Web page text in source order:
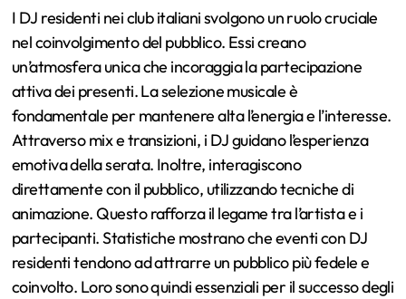
I DJ residenti nei club italiani svolgono un ruolo cruciale
nel coinvolgimento del pubblico. Essi creano
un’atmosfera unica che incoraggia la partecipazione
attiva dei presenti. La selezione musicale è
fondamentale per mantenere alta l’energia e l’interesse.
Attraverso mix e transizioni, i DJ guidano l’esperienza
emotiva della serata. Inoltre, interagiscono
direttamente con il pubblico, utilizzando tecniche di
animazione. Questo rafforza il legame tra l’artista e i
partecipanti. Statistiche mostrano che eventi con DJ
residenti tendono ad attrarre un pubblico più fedele e
coinvolto. Loro sono quindi essenziali per il successo degli